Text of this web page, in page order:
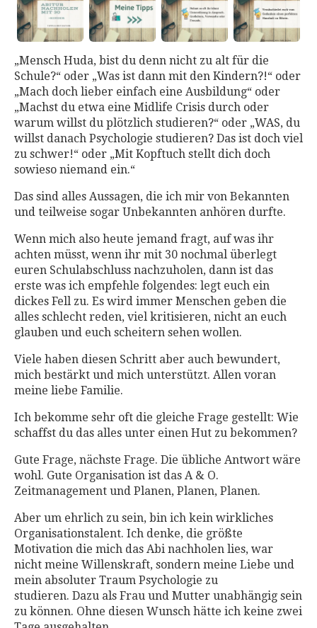
„Mensch Huda, bist du denn nicht zu alt für die
Schule?“ oder „Was ist dann mit den Kindern?!“ oder
„Mach doch lieber einfach eine Ausbildung“ oder
„Machst du etwa eine Midlife Crisis durch oder
warum willst du plötzlich studieren?“ oder „WAS, du
willst danach Psychologie studieren? Das ist doch viel
zu schwer!“ oder „Mit Kopftuch stellt dich doch
sowieso niemand ein.“
Das sind alles Aussagen, die ich mir von Bekannten
und teilweise sogar Unbekannten anhören durfte.
Wenn mich also heute jemand fragt, auf was ihr
achten müsst, wenn ihr mit 30 nochmal überlegt
euren Schulabschluss nachzuholen, dann ist das
erste was ich empfehle folgendes: legt euch ein
dickes Fell zu. Es wird immer Menschen geben die
alles schlecht reden, viel kritisieren, nicht an euch
glauben und euch scheitern sehen wollen.
Viele haben diesen Schritt aber auch bewundert,
mich bestärkt und mich unterstützt. Allen voran
meine liebe Familie.
Ich bekomme sehr oft die gleiche Frage gestellt: Wie
schaffst du das alles unter einen Hut zu bekommen?
Gute Frage, nächste Frage. Die übliche Antwort wäre
wohl. Gute Organisation ist das A & O.
Zeitmanagement und Planen, Planen, Planen.
Aber um ehrlich zu sein, bin ich kein wirkliches
Organisationstalent. Ich denke, die größte
Motivation die mich das Abi nachholen lies, war
nicht meine Willenskraft, sondern meine Liebe und
mein absoluter Traum Psychologie zu
studieren. Dazu als Frau und Mutter unabhängig sein
zu können. Ohne diesen Wunsch hätte ich keine zwei